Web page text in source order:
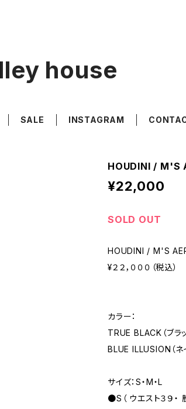
house
SALE INSTAGRAM
HOUDINI / M'S
¥22,000
SOLD OUT
HOUDINI / M'S
¥２２，０００（税込）
カラー：
TRUE BLACK（ブラッ
BLUE ILLUSION（ネ
サイズ：S・M・L
●S（ ウエスト３９・